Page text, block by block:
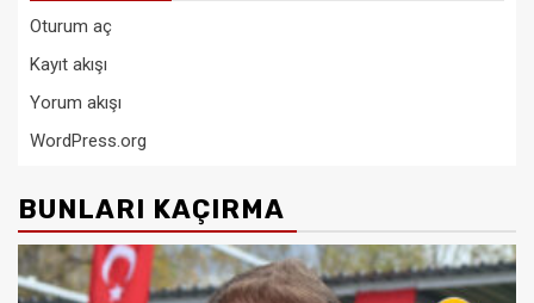
Oturum aç
Kayıt akışı
Yorum akışı
WordPress.org
BUNLARI KAÇIRMA